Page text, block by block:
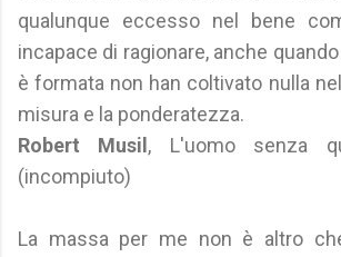
qualunque eccesso nel bene
incapace di ragionare, anche
è formata non han coltivato nulla
misura e la ponderatezza.
Robert Musil , L'uomo senza
(incompiuto)
La massa per me non è altro